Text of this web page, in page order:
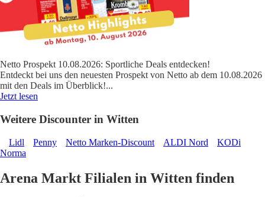
Netto Prospekt 10.08.2026: Sportliche Deals entdecken!
Entdeckt bei uns den neuesten Prospekt von Netto ab dem 10.08.2026
mit den Deals im Überblick!...
Jetzt lesen
Weitere Discounter in Witten
Lidl Penny Netto Marken-Discount ALDI Nord
KODi
Norma
Arena Markt Filialen in Witten finden